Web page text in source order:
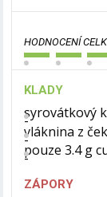
HODNOCENÍ
KLADY
syrovátkový
vláknina z
pouze 3.4 g
ZÁPORY